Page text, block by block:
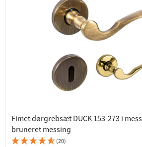
Fimet dørgrebsæt DUCK 153-273 i
bruneret messing
(20)